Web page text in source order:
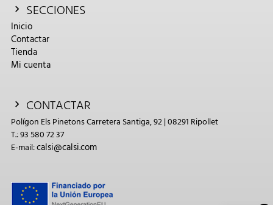
SECCIONES
Inicio
Contactar
Tienda
Mi cuenta
CONTACTAR
Polígon Els Pinetons Carretera Santiga, 92 | 08291 Ripollet
T.: 93 580 72 37
E-mail:calsi@calsi.com